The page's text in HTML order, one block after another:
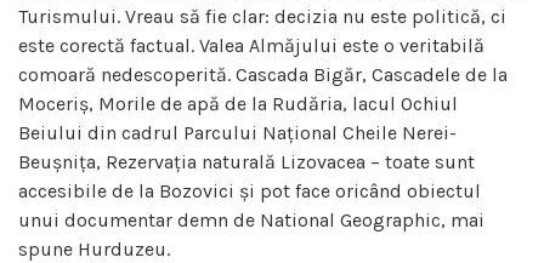
Turismului. Vreau să fie clar: decizia nu este politică, ci
este corectă factual. Valea Almăjului este o veritabilă
comoară nedescoperită. Cascada Bigăr, Cascadele de la
Moceriș, Morile de apă de la Rudăria, lacul Ochiul
Beiului din cadrul Parcului Național Cheile Nerei-
Beușnița, Rezervația naturală Lizovacea – toate sunt
accesibile de la Bozovici și pot face oricând obiectul
unui documentar demn de National Geographic, mai
spune Hurduzeu.